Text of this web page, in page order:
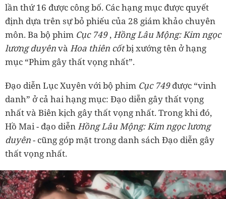
lần thứ 16 được công bố. Các hạng mục được quyết
định dựa trên sự bỏ phiếu của 28 giám khảo chuyên
môn. Ba bộ phim Cục 749,Hồng Lâu Mộng: Kim ngọc
lương duyênvà Hoa thiên cốtbị xướng tên ở hạng
mục “Phim gây thất vọng nhất”.
Đạo diễn Lục Xuyên với bộ phim Cục 749được “vinh
danh” ở cả hai hạng mục: Đạo diễn gây thất vọng
nhất và Biên kịch gây thất vọng nhất. Trong khi đó,
Hồ Mai - đạo diễnHồng Lâu Mộng: Kim ngọc lương
duyên- cũng góp mặt trong danh sách Đạo diễn gây
thất vọng nhất.